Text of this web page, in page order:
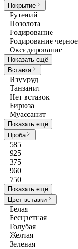
Покрытие
Рутений
Позолота
Родирование
Родирование черное
Оксидирование
Показать ещё
Вставка
Изумруд
Танзанит
Нет вставок
Бирюза
Муассанит
Показать ещё
Проба
585
925
375
960
750
Показать ещё
Цвет вставки
Белая
Бесцветная
Голубая
Желтая
Зеленая